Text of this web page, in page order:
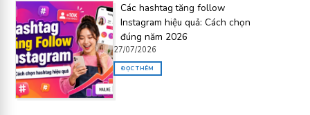
Các hashtag tăng follow
Instagram hiệu quả: Cách chọn
đúng năm 2026
27/07/2026
ĐỌC THÊM